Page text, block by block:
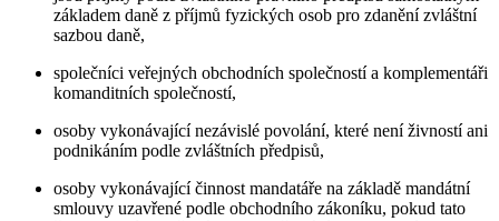
základem daně z příjmů fyzických osob pro zdanění zvláštní
sazbou daně,
společníci veřejných obchodních společností a komplementáři
komanditních společností,
osoby vykonávající nezávislé povolání, které není živností ani
podnikáním podle zvláštních předpisů,
osoby vykonávající činnost mandatáře na základě mandátní
smlouvy uzavřené podle obchodního zákoníku, pokud tato